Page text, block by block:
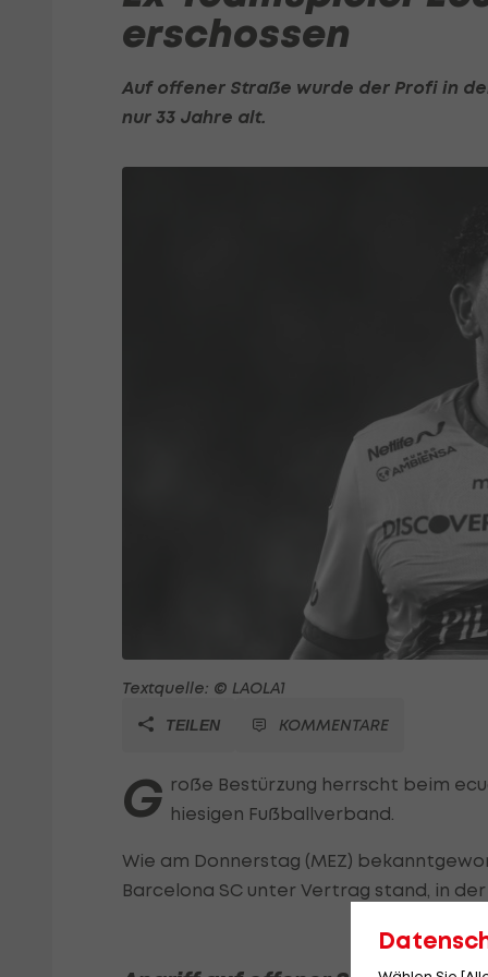
erschossen
Auf offener Straße wurde der Profi in
nur 33 Jahre alt.
Textquelle: © LAOLA1
TEILEN KOMMENTARE
G roße Bestürzung herrscht beim
hiesigen Fußballverband.
Wie am Donnerstag (MEZ)
Barcelona SC unter Vertrag stand, in